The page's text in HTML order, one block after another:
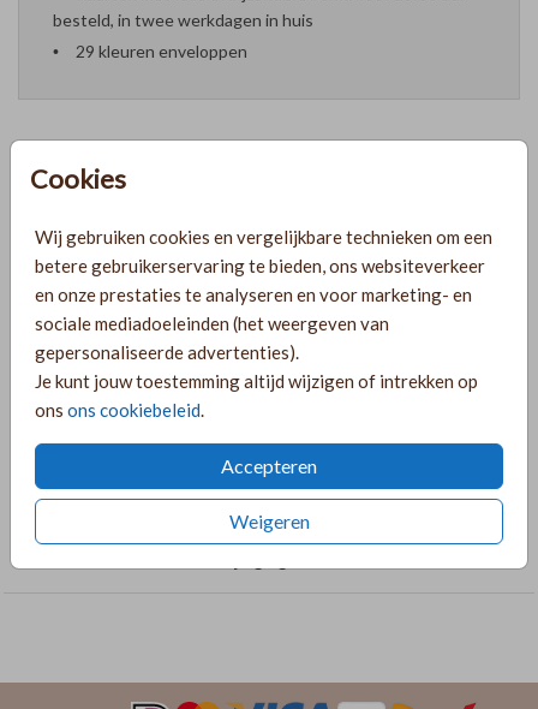
Cookies
Wij gebruiken cookies en vergelijkbare technieken om een
betere gebruikerservaring te bieden, ons websiteverkeer
en onze prestaties te analyseren en voor marketing- en
sociale mediadoeleinden (het weergeven van
gepersonaliseerde advertenties).
Je kunt jouw toestemming altijd wijzigen of intrekken op
ons ons cookiebeleid.
Accepteren
Weigeren
besteld, in twee werkdagen in huis
29 kleuren enveloppen
Formaten en prijzen
PRODUCTINFORMATIE
OMSCHRIJVING
Chique trouwkaart met zandkleur achtergrond en folie. De
achterkant die je naar wens kan aanpassen.